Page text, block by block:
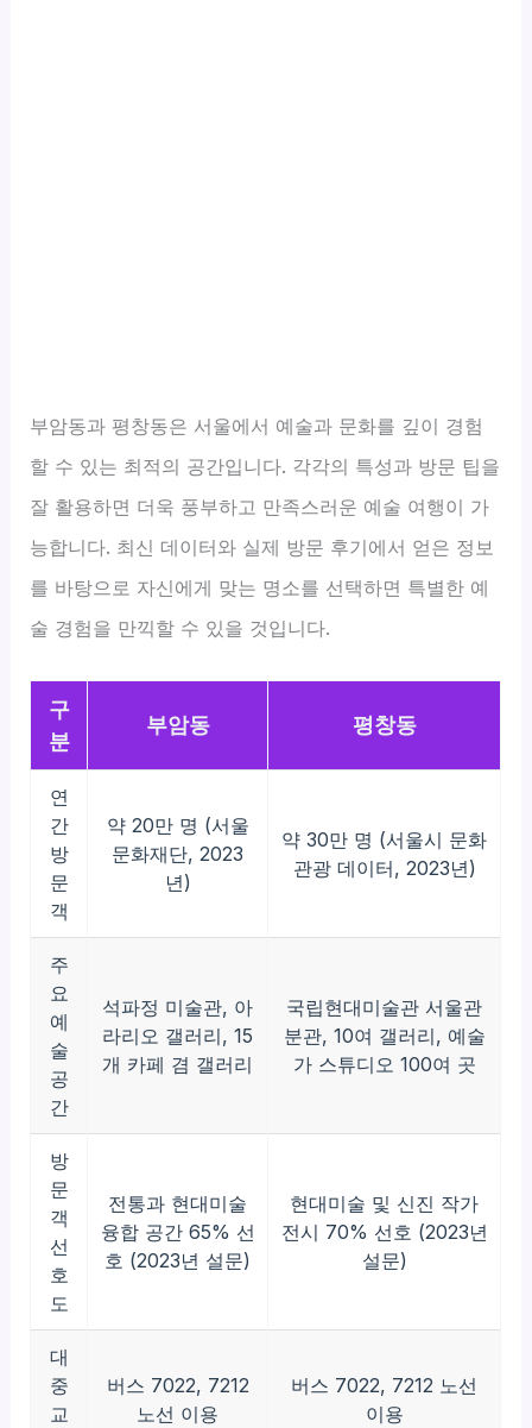
부암동과 평창동은 서울에서 예술과 문화를 깊이 경험
할 수 있는 최적의 공간입니다. 각각의 특성과 방문 팁을
잘 활용하면 더욱 풍부하고 만족스러운 예술 여행이 가
능합니다. 최신 데이터와 실제 방문 후기에서 얻은 정보
를 바탕으로 자신에게 맞는 명소를 선택하면 특별한 예
술 경험을 만끽할 수 있을 것입니다.
구
분
부암동 평창동
연
간
방
문
객
약 20만 명 (서울
문화재단, 2023
년)
약 30만 명 (서울시 문화
관광 데이터, 2023년)
주
요
예
술
공
간
석파정 미술관, 아
라리오 갤러리, 15
개 카페 겸 갤러리
국립현대미술관 서울관
분관, 10여 갤러리, 예술
가 스튜디오 100여 곳
방
문
객
선
호
도
전통과 현대미술
융합 공간 65% 선
호 (2023년 설문)
현대미술 및 신진 작가
전시 70% 선호 (2023년
설문)
대
중
교
버스 7022, 7212
노선 이용
버스 7022, 7212 노선
이용